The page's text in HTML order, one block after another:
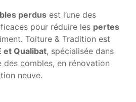
perdus est l’une des
pour réduire les pertes
Toiture & Tradition est
et Qualibat, spécialisée dans
des combles, en rénovation
neuve.